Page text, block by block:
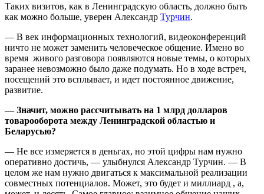
Таких визитов, как в Ленинградскую область, должно быть
как можно больше, уверен Александр Турчин.
— В век информационных технологий, видеоконференций
ничто не может заменить человеческое общение. Имено во
время живого разговора появляются новые темы, о которых
заранее невозможно было даже подумать. Но в ходе встреч,
посещений это всплывает, и идет постоянное движение,
развитие.
— Значит, можно рассчитывать на 1 млрд долларов
товарооборота между Ленинградской областью и
Беларусью?
— Не все измеряется в деньгах, но этой цифры нам нужно
оперативно достичь, — улыбнулся Александр Турчин. — В
целом же нам нужно двигаться к максимальной реализации
совместных потенциалов. Может, это будет и миллиард , а,